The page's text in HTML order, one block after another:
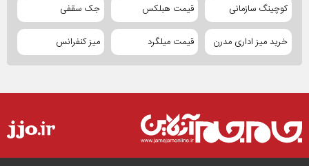
کوچینگ سازمانی قیمت هبلکس جک سقفی
خرید میز اداری مدرن قیمت میلگرد میز کنفرانس